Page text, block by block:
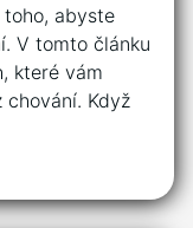
abyste
V tomto článku
které vám
chování. Když